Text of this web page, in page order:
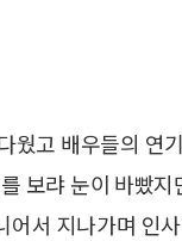
웠고 배우들의 연
보랴 눈이 바빴
어서 지나가며 인